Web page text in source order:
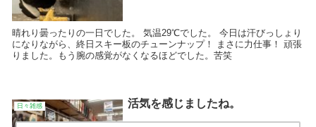
晴れり曇ったりの一日でした。 気温29℃でした。 今日は汗びっしょり
になりながら、終日スキー板のチューンナップ！ まさに力仕事！ 頑張
りました。もう腕の感覚がなくなるほどでした。苦笑
日々雑感 活気を感じましたね。